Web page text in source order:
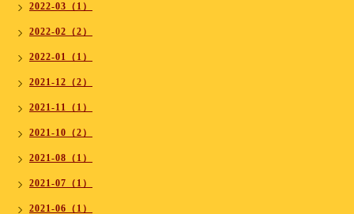
2022-03（1）
2022-02（2）
2022-01（1）
2021-12（2）
2021-11（1）
2021-10（2）
2021-08（1）
2021-07（1）
2021-06（1）